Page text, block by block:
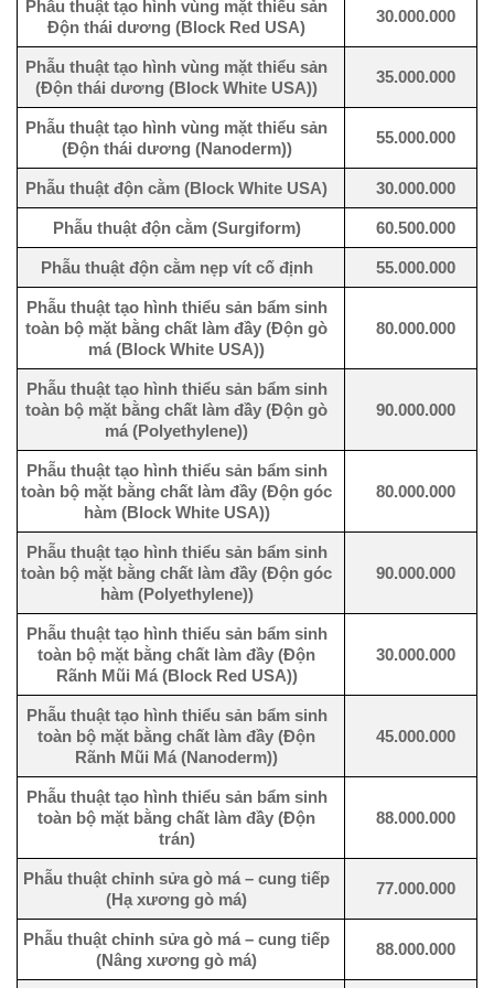
Phẫu thuật tạo hình vùng mặt thiểu sản
Độn thái dương (Block Red USA)
30.000.000
Phẫu thuật tạo hình vùng mặt thiểu sản
(Độn thái dương (Block White USA))
35.000.000
Phẫu thuật tạo hình vùng mặt thiểu sản
(Độn thái dương (Nanoderm))
55.000.000
Phẫu thuật độn cằm (Block White USA) 30.000.000
Phẫu thuật độn cằm (Surgiform) 60.500.000
Phẫu thuật độn cằm nẹp vít cố định 55.000.000
Phẫu thuật tạo hình thiểu sản bẩm sinh
toàn bộ mặt bằng chất làm đầy (Độn gò
má (Block White USA))
80.000.000
Phẫu thuật tạo hình thiểu sản bẩm sinh
toàn bộ mặt bằng chất làm đầy (Độn gò
má (Polyethylene))
90.000.000
Phẫu thuật tạo hình thiểu sản bẩm sinh
toàn bộ mặt bằng chất làm đầy (Độn góc
hàm (Block White USA))
80.000.000
Phẫu thuật tạo hình thiểu sản bẩm sinh
toàn bộ mặt bằng chất làm đầy (Độn góc
hàm (Polyethylene))
90.000.000
Phẫu thuật tạo hình thiểu sản bẩm sinh
toàn bộ mặt bằng chất làm đầy (Độn
Rãnh Mũi Má (Block Red USA))
30.000.000
Phẫu thuật tạo hình thiểu sản bẩm sinh
toàn bộ mặt bằng chất làm đầy (Độn
Rãnh Mũi Má (Nanoderm))
45.000.000
Phẫu thuật tạo hình thiểu sản bẩm sinh
toàn bộ mặt bằng chất làm đầy (Độn
trán)
88.000.000
Phẫu thuật chỉnh sửa gò má – cung tiếp
(Hạ xương gò má)
77.000.000
Phẫu thuật chỉnh sửa gò má – cung tiếp
(Nâng xương gò má)
88.000.000